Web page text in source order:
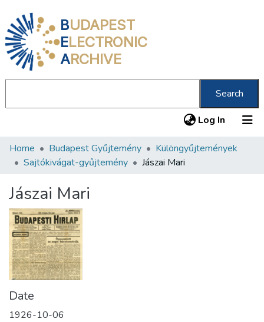
BUDAPEST
ELECTRONIC
ARCHIVE
Search
Log In (current)
Communities & Collections
Statistics
About us
Home Budapest Gyűjtemény
Különgyűjtemények
Sajtókivágat-gyűjtemény
Jászai Mari
Jászai Mari
Date
1926-10-06